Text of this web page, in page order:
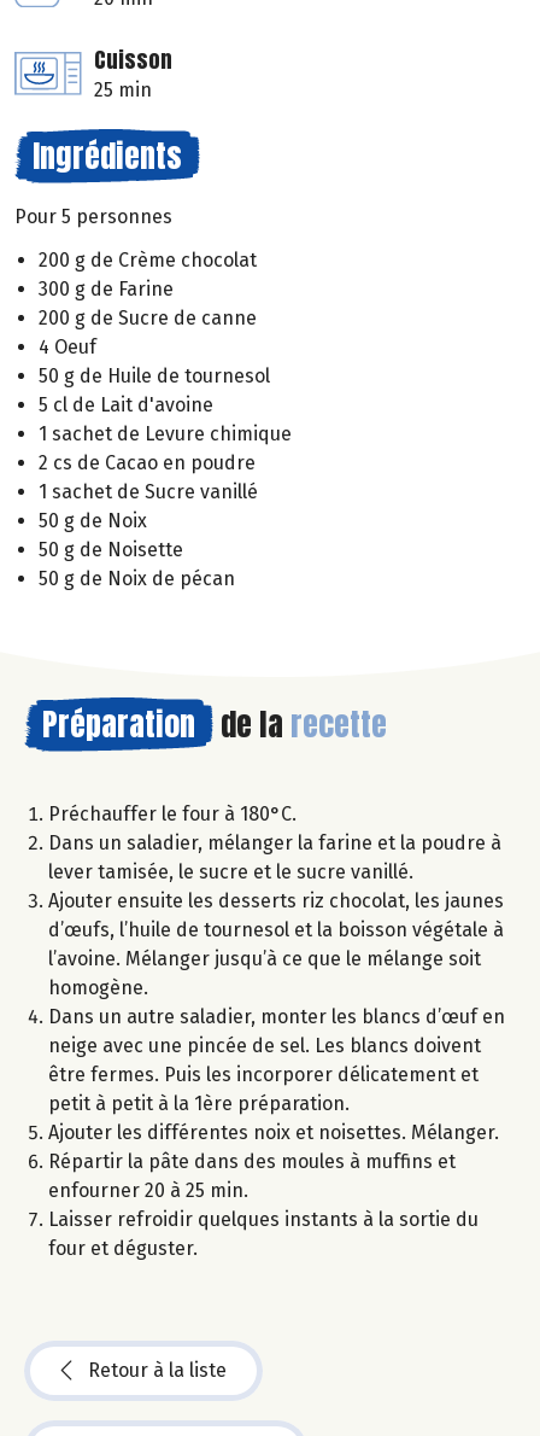
Cuisson
25 min
Ingrédients
Pour 5 personnes
200 g de Crème chocolat
300 g de Farine
200 g de Sucre de canne
4 Oeuf
50 g de Huile de tournesol
5 cl de Lait d'avoine
1 sachet de Levure chimique
2 cs de Cacao en poudre
1 sachet de Sucre vanillé
50 g de Noix
50 g de Noisette
50 g de Noix de pécan
Préparation de la recette
Préchauffer le four à 180°C.
Dans un saladier, mélanger la farine et la poudre à
lever tamisée, le sucre et le sucre vanillé.
Ajouter ensuite les desserts riz chocolat, les jaunes
d’œufs, l’huile de tournesol et la boisson végétale à
l’avoine. Mélanger jusqu’à ce que le mélange soit
homogène.
Dans un autre saladier, monter les blancs d’œuf en
neige avec une pincée de sel. Les blancs doivent
être fermes. Puis les incorporer délicatement et
petit à petit à la 1ère préparation.
Ajouter les différentes noix et noisettes. Mélanger.
Répartir la pâte dans des moules à muffins et
enfourner 20 à 25 min.
Laisser refroidir quelques instants à la sortie du
four et déguster.
Retour à la liste